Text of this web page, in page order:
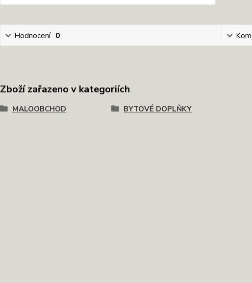
Hodnocení 0
Zboží zařazeno v kategoriích
MALOOBCHOD BYTOVÉ DOPLŇKY